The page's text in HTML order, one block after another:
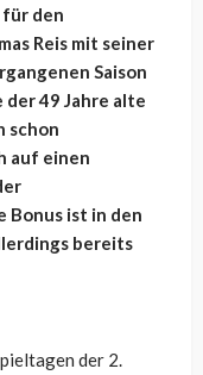
für den
Reis mit seiner
Saison
49 Jahre alte
schon
auf einen
Bonus ist in den
bereits
der 2.